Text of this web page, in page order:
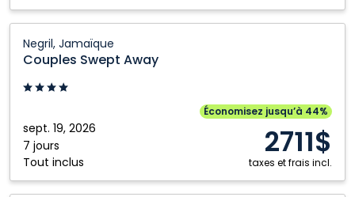
Negril, Jamaïque
Couples Swept Away
sept. 19, 2026
7 jours
Tout inclus
Économisez jusqu’à 44%
2711$
taxes et frais incl.
Swept
Away:
Negril,